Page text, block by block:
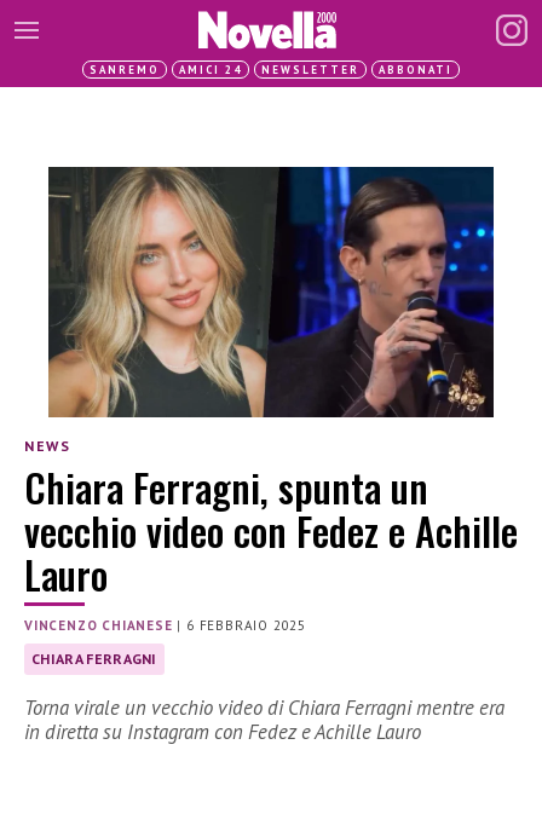
SANREMO AMICI 24 NEWSLETTER ABBONATI
NEWS
Chiara Ferragni, spunta un
vecchio video con Fedez e Achille
Lauro
VINCENZO CHIANESE | 6 FEBBRAIO 2025
CHIARA FERRAGNI
Torna virale un vecchio video di Chiara Ferragni mentre era
in diretta su Instagram con Fedez e Achille Lauro